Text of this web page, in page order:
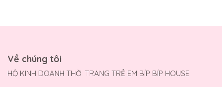
Về chúng tôi
HỘ KINH DOANH THỜI TRANG TRẺ EM BÍP BÍP HOUSE